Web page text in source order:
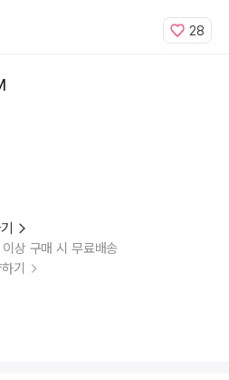
28
상 구매 시 무료배송
기